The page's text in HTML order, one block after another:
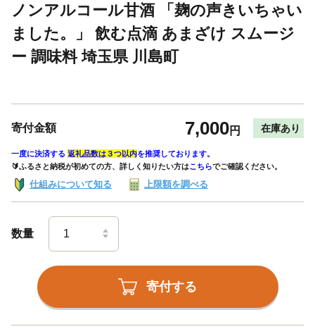
ノンアルコール甘酒 「麹の声きいちゃい
ました。」 飲む点滴 あまざけ スムージ
ー 調味料 埼玉県 川島町
寄付金額 7,000円 在庫あり
一度に決済する 返礼品数は３つ以内を推奨しております。
🔰ふるさと納税が初めての方、詳しく知りたい方はこちらでご確認ください。
仕組みについて知る 上限額を調べる
数量
寄付する